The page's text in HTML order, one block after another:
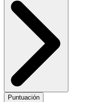
Puntuación